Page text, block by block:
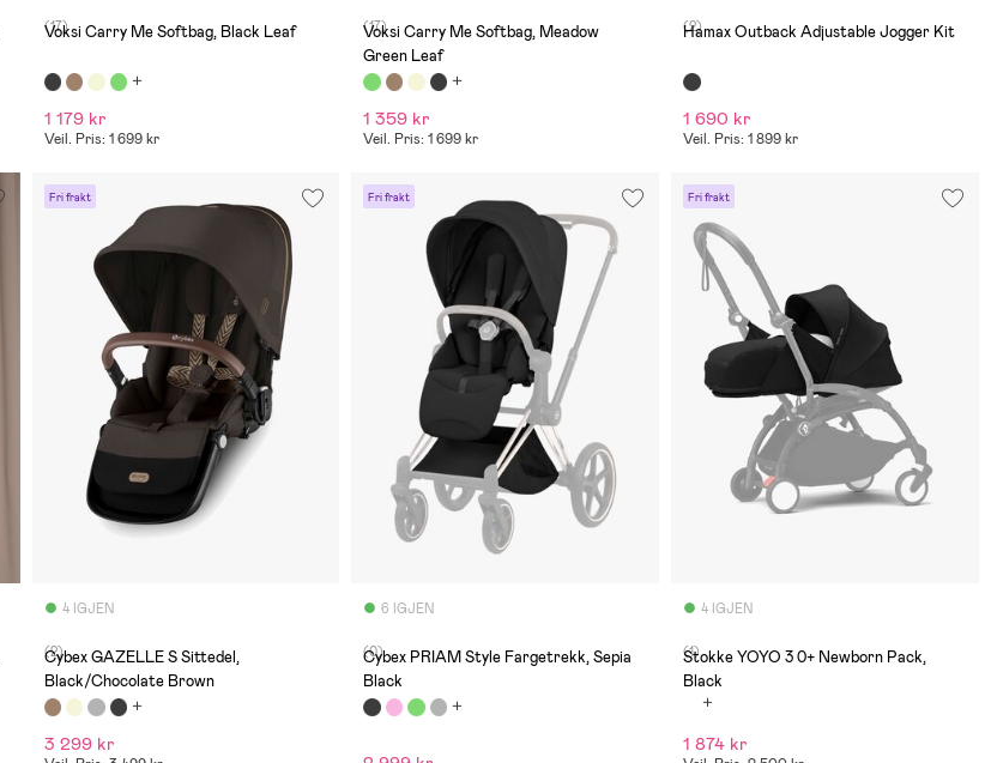
(17)
Voksi Carry Me Softbag, Black Leaf
1 179 kr
Veil. Pris: 1 699 kr
(17)
Voksi Carry Me Softbag, Meadow
Green Leaf
1 359 kr
Veil. Pris: 1 699 kr
(2)
Hamax Outback Adjustable Jogger Kit
1 690 kr
Veil. Pris: 1 899 kr
Fri frakt
4 IGJEN
(2)
Cybex GAZELLE S Sittedel,
Black/Chocolate Brown
3 299 kr
Fri frakt
6 IGJEN
(0)
Cybex PRIAM Style Fargetrekk, Sepia
Black
Fri frakt
4 IGJEN
(1)
Stokke YOYO 3 0+ Newborn Pack,
Black
1 874 kr